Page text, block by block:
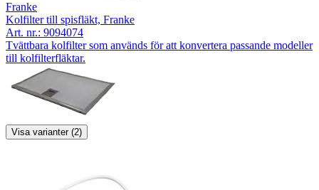
Franke
Kolfilter till spisfläkt, Franke
Art. nr.: 9094074
Tvättbara kolfilter som används för att konvertera passande modeller
till kolfilterfläktar.
Visa varianter (2)